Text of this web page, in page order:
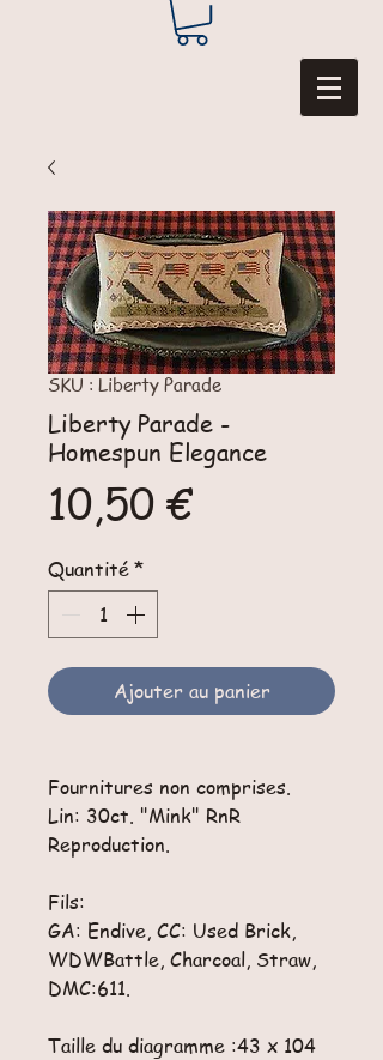
SKU : Liberty Parade
Liberty Parade -
Homespun Elegance
10,50 €Prix
Quantité*
Ajouter au panier
Fournitures non comprises.
Lin: 30ct. "Mink" RnR
Reproduction.
Fils:
GA: Endive, CC: Used Brick,
WDWBattle, Charcoal, Straw,
DMC:611.
Taille du diagramme :43 x 104